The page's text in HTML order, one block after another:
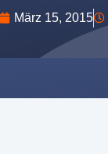
März 15, 2015